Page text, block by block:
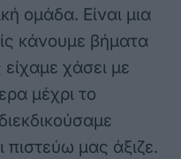
ομάδα. Είναι μια
κάνουμε βήματα
χάσει με
μέχρι το
πιστεύω μας άξιζε.